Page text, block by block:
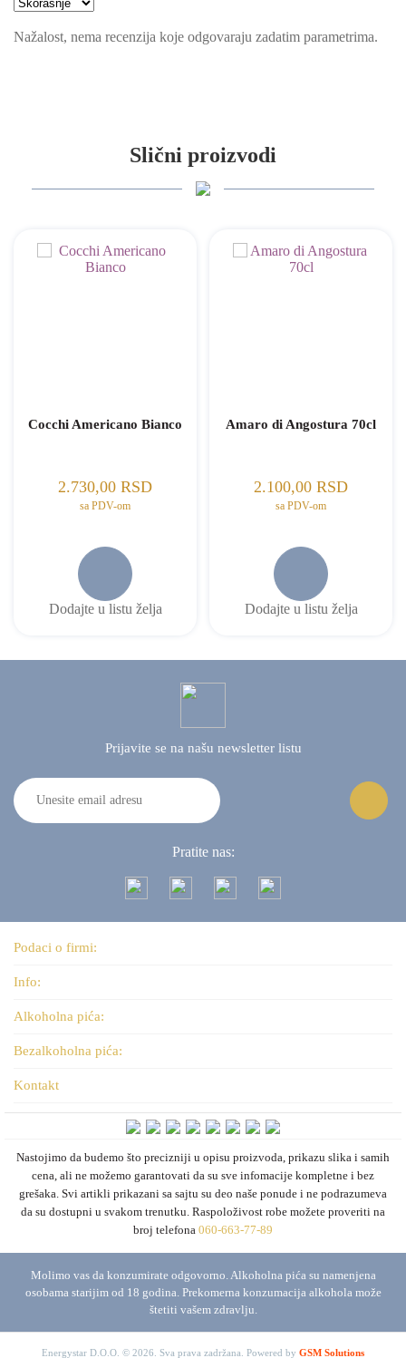
Nažalost, nema recenzija koje odgovaraju zadatim parametrima.
Slični proizvodi
Cocchi Americano Bianco
2.730,00 RSD
sa PDV-om
Dodajte u listu želja
Amaro di Angostura 70cl
2.100,00 RSD
sa PDV-om
Dodajte u listu želja
Prijavite se na našu newsletter listu
Pratite nas:
Podaci o firmi:
Info:
Alkoholna pića:
Bezalkoholna pića:
Kontakt
Nastojimo da budemo što precizniji u opisu proizvoda, prikazu slika i samih
cena, ali ne možemo garantovati da su sve infomacije kompletne i bez
grešaka. Svi artikli prikazani sa sajtu su deo naše ponude i ne podrazumeva
da su dostupni u svakom trenutku. Raspoloživost robe možete proveriti na
broj telefona 060-663-77-89
Molimo vas da konzumirate odgovorno. Alkoholna pića su namenjena
osobama starijim od 18 godina. Prekomerna konzumacija alkohola može
štetiti vašem zdravlju.
Energystar D.O.O. © 2026. Sva prava zadržana. Powered by GSM Solutions